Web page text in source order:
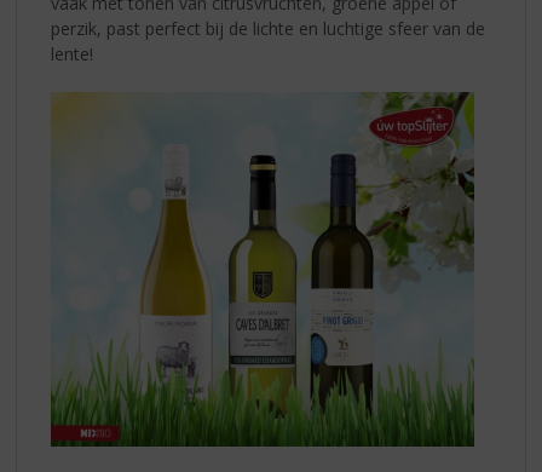
perzik, past perfect bij de lichte en luchtige sfeer van de
lente!